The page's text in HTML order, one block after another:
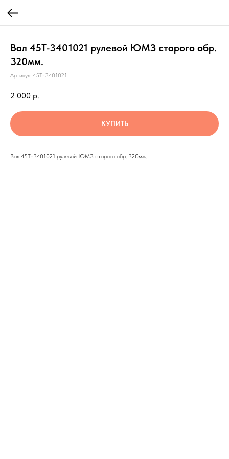
Вал 45Т-3401021 рулевой ЮМЗ старого обр.
320мм.
Артикул: 45Т-3401021
2 000 р.
КУПИТЬ
Вал 45Т-3401021 рулевой ЮМЗ старого обр. 320мм.